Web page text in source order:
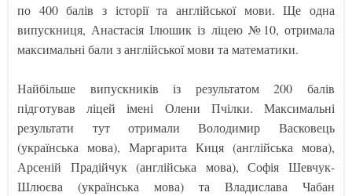
по 400 балів з історії та англійської мови. Ще одна
випускниця, Анастасія Ілюшик із ліцею №10, отримала
максимальні бали з англійської мови та математики.
Найбільше випускників із результатом 200 балів
підготував ліцей імені Олени Пчілки. Максимальні
результати тут отримали Володимир Васковець
(українська мова), Маргарита Киця (англійська мова),
Арсеній Прадійчук (англійська мова), Софія Шевчук-
Шлюєва (українська мова) та Владислава Чабан